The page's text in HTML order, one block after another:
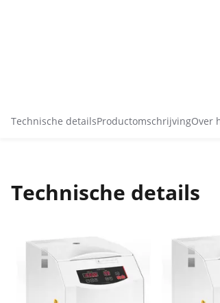
Technische detailsProductomschrijvingOver
Technische details